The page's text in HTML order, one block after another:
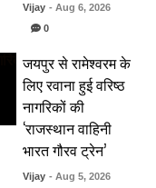
Vijay - Aug 6, 2026
0
जयपुर से रामेश्वरम के
लिए रवाना हुई वरिष्ठ
नागरिकों की
‘राजस्थान वाहिनी
भारत गौरव ट्रेन’
Vijay - Aug 5, 2026